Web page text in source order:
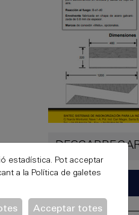
estadística. Pot acceptar
a la Política de galetes
Acceptar totes